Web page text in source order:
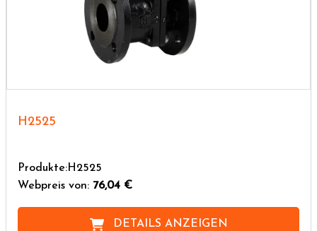
H2525
Produkte:H2525
Webpreis von: 76,04 €
DETAILS ANZEIGEN